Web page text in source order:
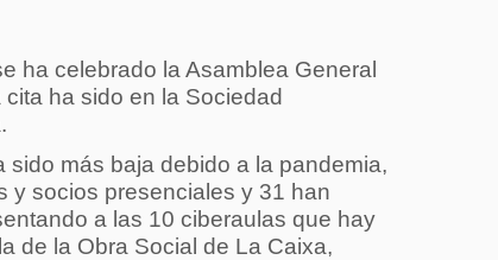
ha celebrado la Asamblea General
ha sido en la Sociedad
sido más baja debido a la pandemia,
y socios presenciales y 31 han
a las 10 ciberaulas que hay
de la Obra Social de La Caixa,